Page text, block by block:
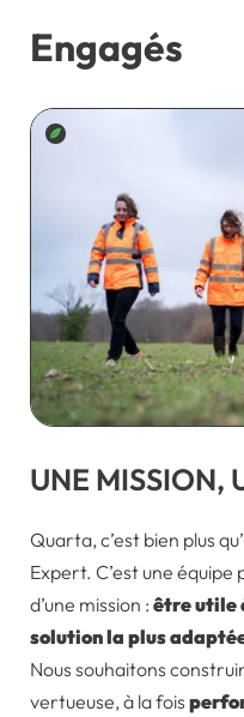
Engagés
UNE MISSION,
Quarta, c’est bien plus
Expert. C’est une
d’une mission : être utile
solution la plus
Nous souhaitons
vertueuse, à la fois